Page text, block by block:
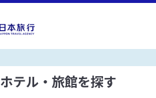
ホテル・旅館を探す